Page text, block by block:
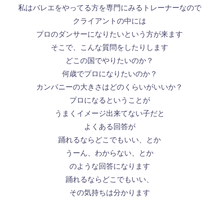
私はバレエをやってる方を専門にみるトレーナーなので
クライアントの中には
プロのダンサーになりたいという方が来ます
そこで、こんな質問をしたりします
どこの国でやりたいのか？
何歳でプロになりたいのか？
カンパニーの大きさはどのくらいがいいか？
プロになるということが
うまくイメージ出来てない子だと
よくある回答が
踊れるならどこでもいい、とか
うーん、わからない、とか
のような回答になります
踊れるならどこでもいい、
その気持ちは分かります